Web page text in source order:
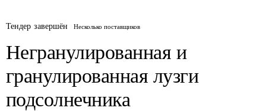
Тендер завершён Несколько поставщиков
Негранулированная и
гранулированная лузги
подсолнечника